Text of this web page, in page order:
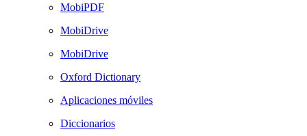
MobiPDF
MobiDrive
MobiDrive
Oxford Dictionary
Aplicaciones móviles
Diccionarios